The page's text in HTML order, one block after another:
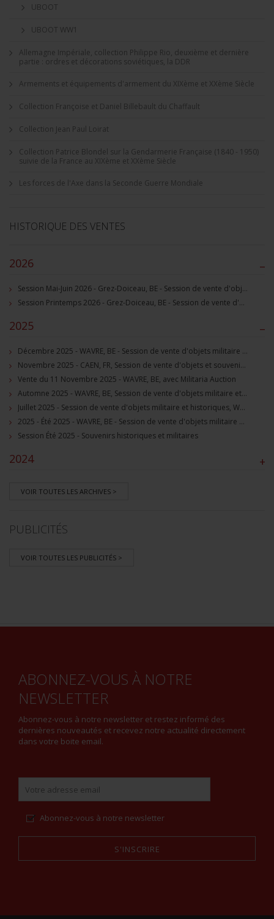
UBOOT
UBOOT WW1
Allemagne Impériale, collection Philippe Rio, deuxième et dernière
partie : ordres et décorations soviétiques, la DDR
Armements et équipements d'armement du XIXème et XXème Siècle
Collection Françoise et Daniel Billebault du Chaffault
Collection Jean Paul Loirat
Collection Patrice Blondel sur la Gendarmerie Française (1840 - 1950)
suivie de la France au XIXème et XXème Siècle
Les forces de l'Axe dans la Seconde Guerre Mondiale
HISTORIQUE DES VENTES
–
2026
Session Mai-Juin 2026 - Grez-Doiceau, BE - Session de vente d'objets militaire et souvenirs historiques
Session Printemps 2026 - Grez-Doiceau, BE - Session de vente d'objets militaire et souvenirs historiques
–
2025
Décembre 2025 - WAVRE, BE - Session de vente d'objets militaire et souvenirs historiques
Novembre 2025 - CAEN, FR, Session de vente d'objets et souvenirs militaires
Vente du 11 Novembre 2025 - WAVRE, BE, avec Militaria Auction
Automne 2025 - WAVRE, BE, Session de vente d'objets militaire et souvenirs historiques
Juillet 2025 - Session de vente d'objets militaire et historiques, Wavre, BE
2025 - Été 2025 - WAVRE, BE - Session de vente d'objets militaire et souvenirs historiques
Session Été 2025 - Souvenirs historiques et militaires
+
2024
VOIR TOUTES LES ARCHIVES >
PUBLICITÉS
VOIR TOUTES LES PUBLICITÉS >
ABONNEZ-VOUS À NOTRE
NEWSLETTER
Abonnez-vous à notre newsletter et restez informé des
dernières nouveautés et recevez notre actualité directement
dans votre boite email.
Abonnez-vous à notre newsletter
S'INSCRIRE